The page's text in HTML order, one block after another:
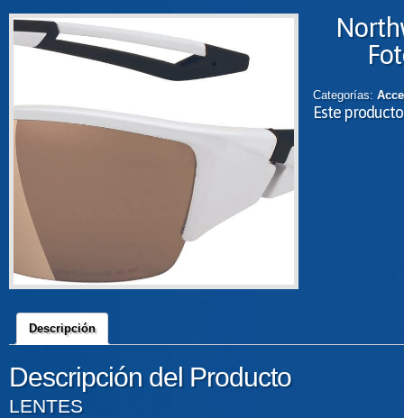
Categorías:
Este
Descripción
Descripción del Producto
LENTES